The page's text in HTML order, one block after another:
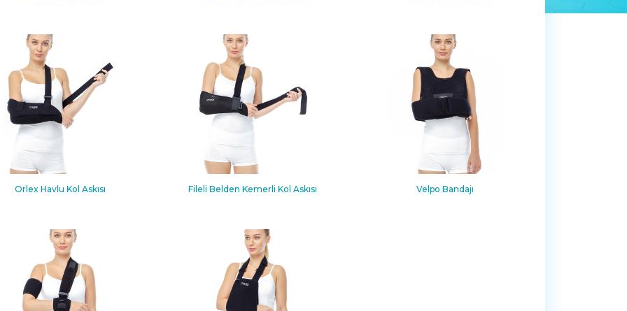
Orlex Havlu Kol Askısı Fileli Belden Kemerli Kol Askısı Velpo Bandajı